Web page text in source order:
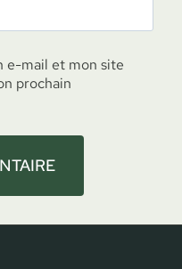
e-mail et mon site
prochain